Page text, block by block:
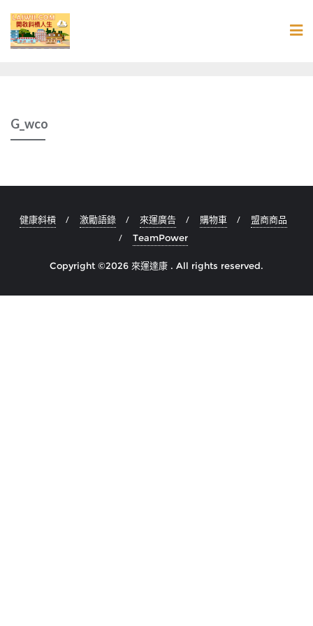
content
G_wco
健康斜槓 激勵語錄 來運廣告 購物車
盟商商品
TeamPower
Copyright ©2026 來運達康 . All rights reserved.